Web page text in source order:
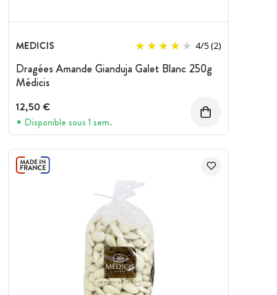
MEDICIS 4/5(2)
Dragées Amande Gianduja Galet Blanc 250g
Médicis
12,50 €
Disponible sous 1 sem.